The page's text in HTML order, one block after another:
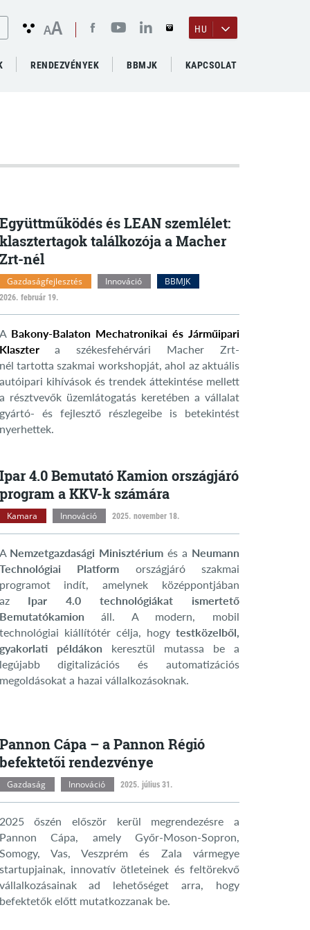
AA HU
RENDEZVÉNYEK BBMJK KAPCSOLAT
és LEAN szemlélet:
találkozója a Macher
nél
Gazdaságfejlesztés Innováció BBMJK
február 19.
Bakony-Balaton Mechatronikai és Járműipari
a székesfehérvári Macher Zrt-
tartotta szakmai workshopját, ahol az aktuális
kihívások és trendek áttekintése mellett
résztvevők üzemlátogatás keretében a vállalat
és fejlesztő részlegeibe is betekintést
4.0 Bemutató Kamion országjáró
a KKV-k számára
Kamara Innováció 2025. november 18.
Nemzetgazdasági Minisztérium és a Neumann
Platform országjáró szakmai
indít, amelynek középpontjában
Ipar 4.0 technológiákat ismertető
áll. A modern, mobil
kiállítótér célja, hogy testközelből,
példákon keresztül mutassa be a
digitalizációs és automatizációs
a hazai vállalkozásoknak.
Cápa – a Pannon Régió
rendezvénye
Gazdaság Innováció 2025. július 31.
őszén először kerül megrendezésre a
Cápa, amely Győr-Moson-Sopron,
Vas, Veszprém és Zala vármegye
innovatív ötleteinek és feltörekvő
ad lehetőséget arra, hogy
előtt mutatkozzanak be.